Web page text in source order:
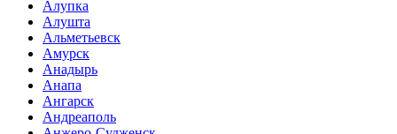
Алупка
Алушта
Альметьевск
Амурск
Анадырь
Анапа
Ангарск
Андреаполь